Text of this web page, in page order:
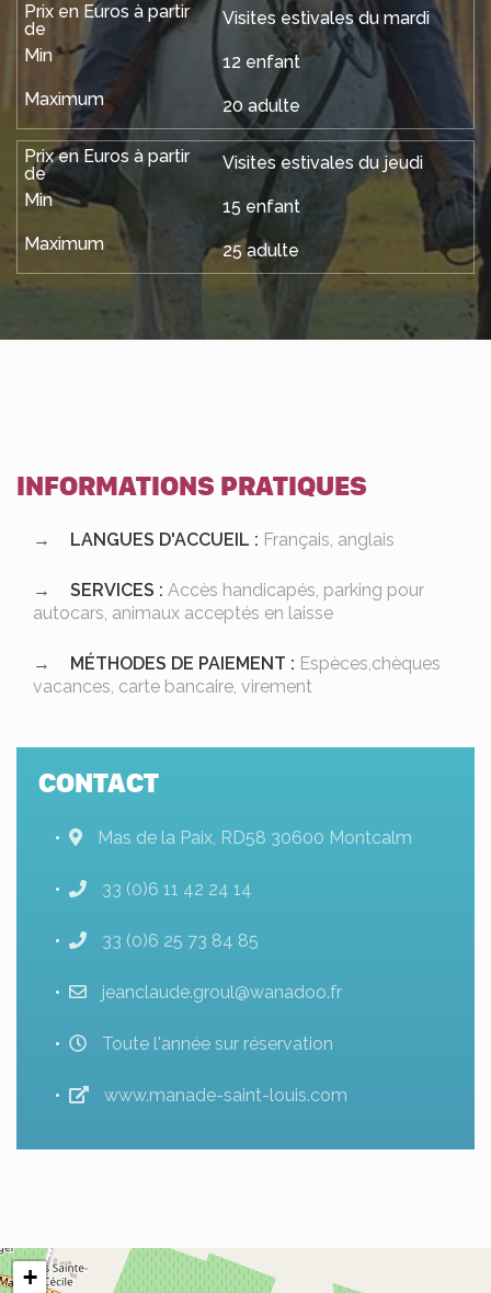
Visites estivales du mardi
12 enfant
20 adulte
Visites estivales du jeudi
15 enfant
25 adulte
INFORMATIONS PRATIQUES
LANGUES D'ACCUEIL : Français, anglais
SERVICES : Accès handicapés, parking pour
autocars, animaux acceptés en laisse
MÉTHODES DE PAIEMENT : Espèces,chèques
vacances, carte bancaire, virement
CONTACT
Mas de la Paix, RD58 30600 Montcalm
33 (0)6 11 42 24 14
33 (0)6 25 73 84 85
jeanclaude.groul@wanadoo.fr
Toute l'année sur réservation
www.manade-saint-louis.com
+